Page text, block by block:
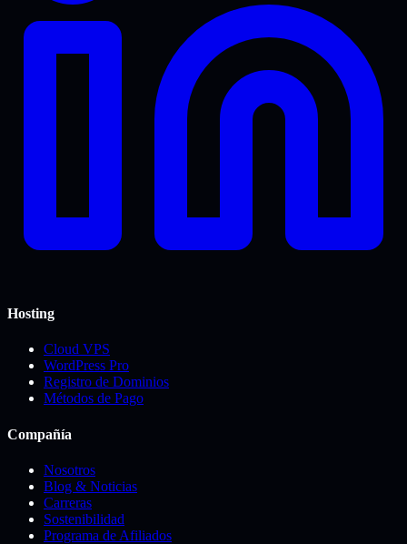
Hosting
Cloud VPS
WordPress Pro
Registro de Dominios
Métodos de Pago
Compañía
Nosotros
Blog & Noticias
Carreras
Sostenibilidad
Programa de Afiliados